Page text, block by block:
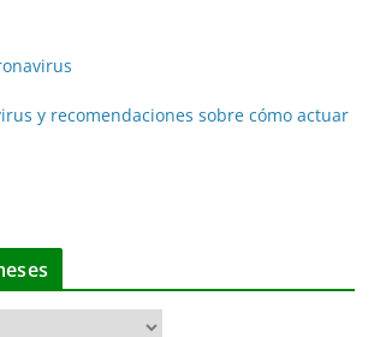
y recomendaciones sobre cómo actuar